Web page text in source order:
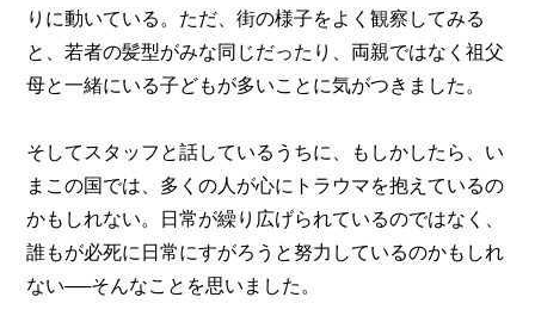
りに動いている。ただ、街の様子をよく観察してみる
と、若者の髪型がみな同じだったり、両親ではなく祖父
母と一緒にいる子どもが多いことに気がつきました。
そしてスタッフと話しているうちに、もしかしたら、い
まこの国では、多くの人が心にトラウマを抱えているの
かもしれない。日常が繰り広げられているのではなく、
誰もが必死に日常にすがろうと努力しているのかもしれ
ない──そんなことを思いました。